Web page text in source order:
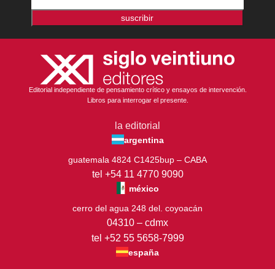
suscribir
Editorial independiente de pensamiento crítico y ensayos de intervención.
Libros para interrogar el presente.
la editorial
argentina
guatemala 4824 C1425bup – CABA
tel +54 11 4770 9090
méxico
cerro del agua 248 del. coyoacán
04310 – cdmx
tel +52 55 5658-7999
españa